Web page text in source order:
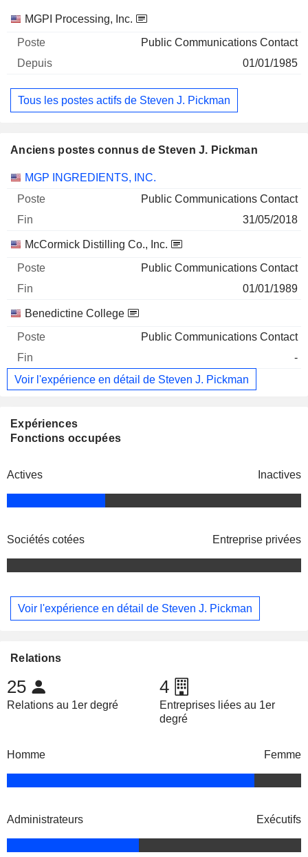
Sociétés Poste Début
MGPI Processing, Inc.
Public Communications Contact
01/01/1985
Tous les postes actifs de Steven J. Pickman
Anciens postes connus de Steven J. Pickman
Sociétés Poste Fin
MGP INGREDIENTS, INC.
Public Communications Contact
31/05/2018
McCormick Distilling Co., Inc.
Public Communications Contact
01/01/1989
Benedictine College
Public Communications Contact
-
Voir l'expérience en détail de Steven J. Pickman
Expériences
Fonctions occupées
Actives Inactives
Sociétés cotées Entreprise privées
Voir l'expérience en détail de Steven J. Pickman
Relations
25
Relations au 1er degré
4
Entreprises liées au 1er
degré
Homme Femme
Administrateurs Exécutifs